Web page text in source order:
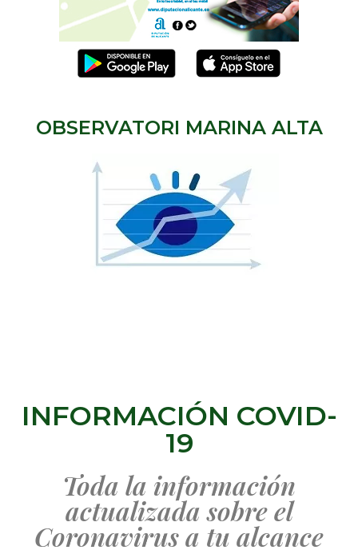
OBSERVATORI MARINA ALTA
INFORMACIÓN COVID-
19
Toda la información
actualizada sobre el
Coronavirus a tu alcance